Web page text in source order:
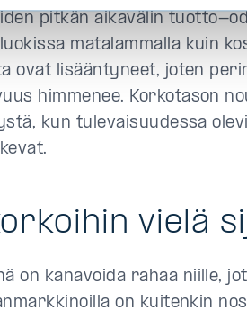
pitkän aikavälin tuotto-
matalammalla kuin
ovat lisääntyneet, joten
himmenee. Korkotason
kun tulevaisuudessa
vielä
on kanavoida rahaa niille,
on kuitenkin